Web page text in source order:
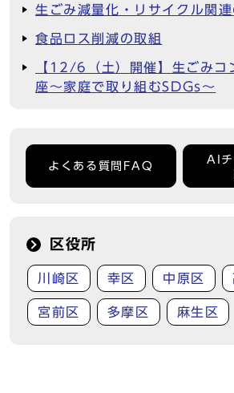
生ごみ減量化・リサイクル関
食品ロス削減の取組
【12/6（土）開催】生ごみコ
座～家庭で取り組むSDGs～
よくある質問FAQ
AIチ
区役所
川崎区 幸区 中原区
宮前区 多摩区 麻生区